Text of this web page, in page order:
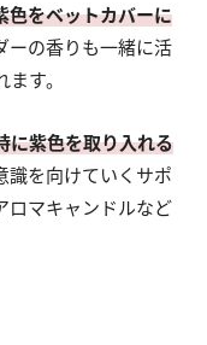
色をベットカバーに
ーの香りも一緒に活
す。
に紫色を取り入れる
識を向けていくサポ
ロマキャンドルなど